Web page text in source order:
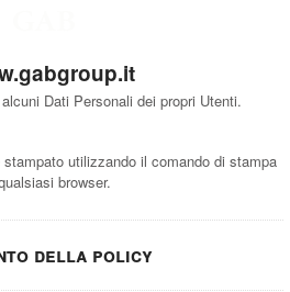
Dati Personali dei propri Utenti.
utilizzando il comando di stampa
browser.
della policy